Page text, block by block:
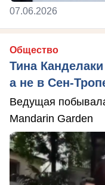
07.06.2026
Общество
Тина
а не в Сен-
Ведущая
Mandarin Garden